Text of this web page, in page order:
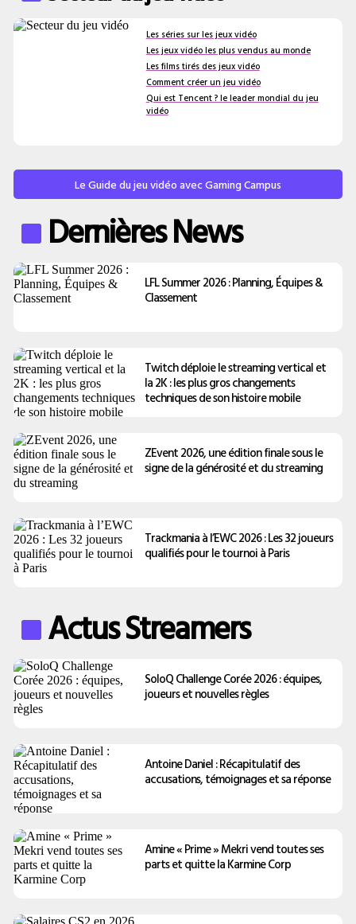
Les séries sur les jeux vidéo
Les jeux vidéo les plus vendus au monde
Les films tirés des jeux vidéo
Comment créer un jeu vidéo
Qui est Tencent ? le leader mondial du jeu
vidéo
Le Guide du jeu vidéo avec Gaming Campus
Dernières News
LFL Summer 2026 : Planning, Équipes &
Classement
Twitch déploie le streaming vertical et
la 2K : les plus gros changements
techniques de son histoire mobile
ZEvent 2026, une édition finale sous le
signe de la générosité et du streaming
Trackmania à l’EWC 2026 : Les 32 joueurs
qualifiés pour le tournoi à Paris
Actus Streamers
SoloQ Challenge Corée 2026 : équipes,
joueurs et nouvelles règles
Antoine Daniel : Récapitulatif des
accusations, témoignages et sa réponse
Amine « Prime » Mekri vend toutes ses
parts et quitte la Karmine Corp